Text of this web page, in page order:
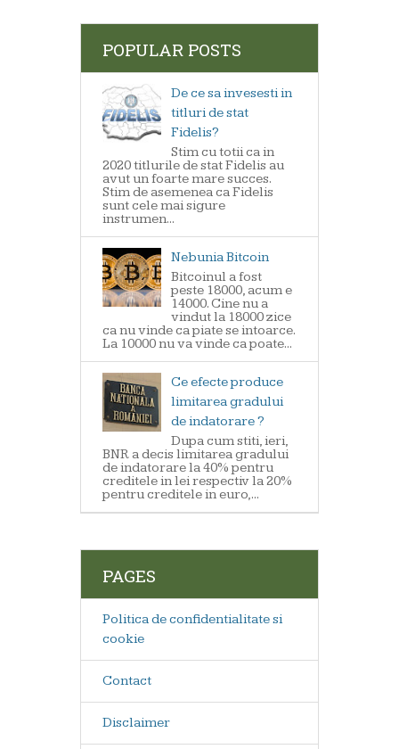
POPULAR POSTS
De ce sa invesesti in
titluri de stat
Fidelis?
Stim cu totii ca in
2020 titlurile de stat Fidelis au
avut un foarte mare succes.
Stim de asemenea ca Fidelis
sunt cele mai sigure
instrumen...
Nebunia Bitcoin
Bitcoinul a fost
peste 18000, acum e
14000. Cine nu a
vindut la 18000 zice
ca nu vinde ca piate se intoarce.
La 10000 nu va vinde ca poate...
Ce efecte produce
limitarea gradului
de indatorare ?
Dupa cum stiti, ieri,
BNR a decis limitarea gradului
de indatorare la 40% pentru
creditele in lei respectiv la 20%
pentru creditele in euro,...
PAGES
Politica de confidentialitate si
cookie
Contact
Disclaimer